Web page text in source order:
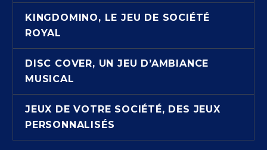
KINGDOMINO, LE JEU DE SOCIÉTÉ
ROYAL
DISC COVER, UN JEU D’AMBIANCE
MUSICAL
JEUX DE VOTRE SOCIÉTÉ, DES JEUX
PERSONNALISÉS